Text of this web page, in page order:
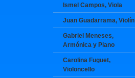
Ismel Campos, Viola
Juan Guadarrama, Violín
Gabriel Meneses,
Armónica y Piano
Carolina Fuguet,
Violoncello